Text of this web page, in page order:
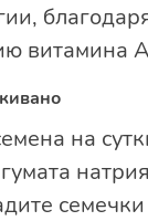
витамина
на